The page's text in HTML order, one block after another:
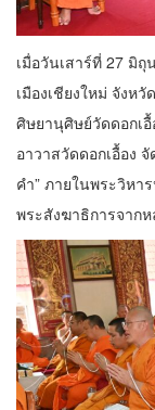
เมื่อวันเสาร์ที่ 27 มิ
เมืองเชียงใหม่ จังห
ศิษยานุศิษย์วัดดอกเ
อาวาสวัดดอกเอื้อง
คำ” ภายในพระวิหา
พระสังฆาธิการจาก